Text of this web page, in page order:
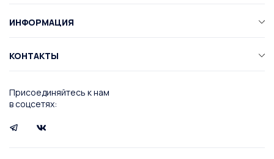
Присоединяйтесь к нам
в соцсетях:
ИНФОРМАЦИЯ
КОНТАКТЫ